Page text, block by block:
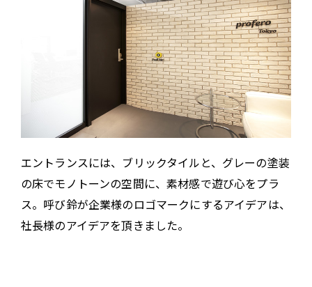
エントランスには、ブリックタイルと、グレーの塗装
の床でモノトーンの空間に、素材感で遊び心をプラ
ス。呼び鈴が企業様のロゴマークにするアイデアは、
社長様のアイデアを頂きました。